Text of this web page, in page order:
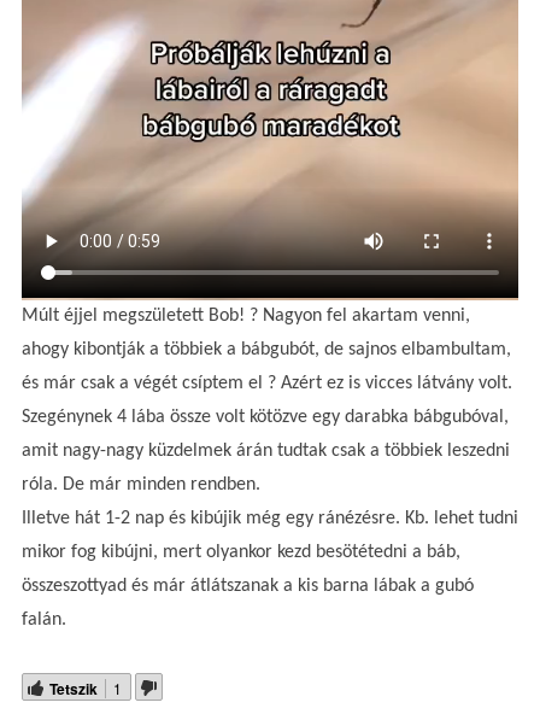
Múlt éjjel megszületett Bob! ? Nagyon fel akartam venni,
ahogy kibontják a többiek a bábgubót, de sajnos elbambultam,
és már csak a végét csíptem el ? Azért ez is vicces látvány volt.
Szegénynek 4 lába össze volt kötözve egy darabka bábgubóval,
amit nagy-nagy küzdelmek árán tudtak csak a többiek leszedni
róla. De már minden rendben.
Illetve hát 1-2 nap és kibújik még egy ránézésre. Kb. lehet tudni
mikor fog kibújni, mert olyankor kezd besötétedni a báb,
összeszottyad és már átlátszanak a kis barna lábak a gubó
falán.
Tetszik 1